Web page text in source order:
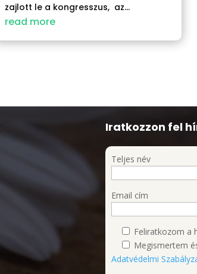
zajlott le a kongresszus, az...
read more
Iratkozzon fel
Teljes név
Email cím
Feliratkozom a
Megismertem
Adatvédelmi